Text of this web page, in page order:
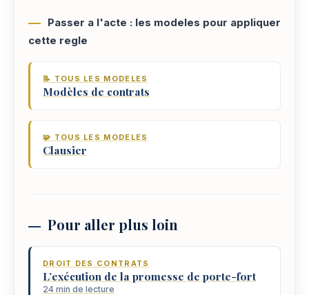
Passer a l'acte : les modeles pour appliquer
cette regle
📝 TOUS LES MODELES
Modèles de contrats
🧩 TOUS LES MODELES
Clausier
Pour aller plus loin
DROIT DES CONTRATS
L’exécution de la promesse de porte-fort
24 min de lecture